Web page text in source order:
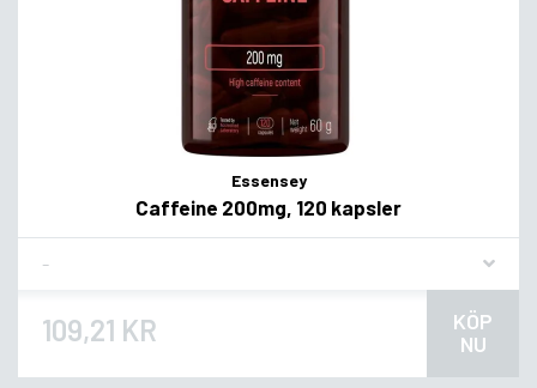
Essensey
Caffeine 200mg, 120 kapsler
109,21 KR
KÖP
NU